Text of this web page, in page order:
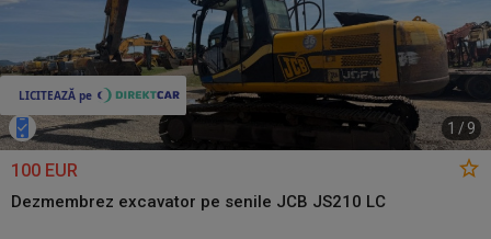
1 / 9
100 EUR
Dezmembrez excavator pe senile JCB JS210 LC